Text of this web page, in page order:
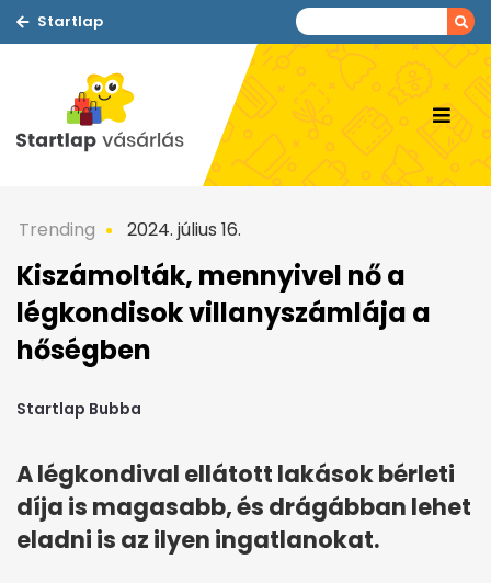
Startlap
Trending 2024. július 16.
Kiszámolták, mennyivel nő a
légkondisok villanyszámlája a
hőségben
Startlap Bubba
A légkondival ellátott lakások bérleti
díja is magasabb, és drágábban lehet
eladni is az ilyen ingatlanokat.